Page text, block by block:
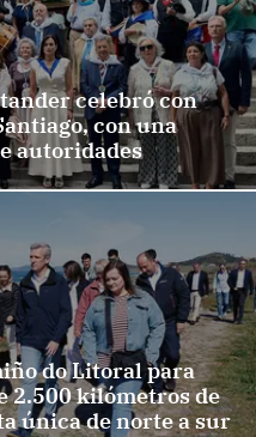
celebró con
con una
autoridades
do Litoral para
2.500 kilómetros de
única de norte a sur